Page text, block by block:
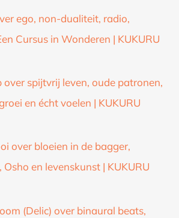
ego, non-dualiteit, radio,
Cursus in Wonderen | KUKURU
spijtvrij leven, oude patronen,
en écht voelen | KUKURU
over bloeien in de bagger,
en levenskunst | KUKURU
(Delic) over binaural beats,